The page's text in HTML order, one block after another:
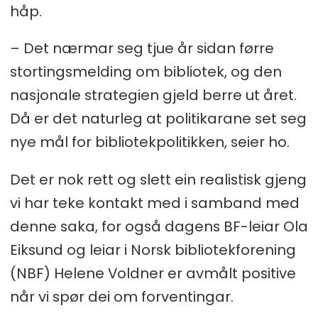
håp.
– Det nærmar seg tjue år sidan førre
stortingsmelding om bibliotek, og den
nasjonale strategien gjeld berre ut året.
Då er det naturleg at politikarane set seg
nye mål for bibliotekpolitikken, seier ho.
Det er nok rett og slett ein realistisk gjeng
vi har teke kontakt med i samband med
denne saka, for også dagens BF-leiar Ola
Eiksund og leiar i Norsk bibliotekforening
(NBF) Helene Voldner er avmålt positive
når vi spør dei om forventingar.